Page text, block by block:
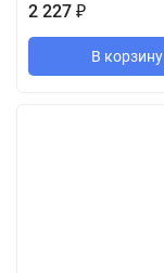
2 227 ₽
В корзину